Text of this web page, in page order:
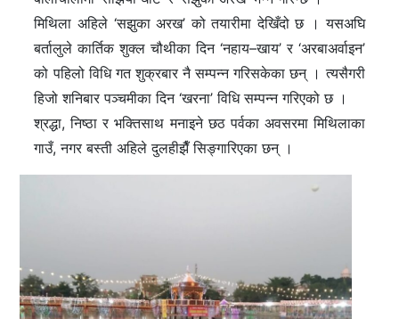
मिथिला अहिले ‘सझुका अरख’ को तयारीमा देखिँदो छ । यसअघि
बर्तालुले कार्तिक शुक्ल चौथीका दिन ‘नहाय–खाय’ र ‘अरबाअर्वाइन’
को पहिलो विधि गत शुक्रबार नै सम्पन्न गरिसकेका छन् । त्यसैगरी
हिजो शनिबार पञ्चमीका दिन ‘खरना’ विधि सम्पन्न गरिएको छ ।
श्रद्धा, निष्ठा र भक्तिसाथ मनाइने छठ पर्वका अवसरमा मिथिलाका
गाउँ, नगर बस्ती अहिले दुलहीझैँ सिङ्गारिएका छन् ।